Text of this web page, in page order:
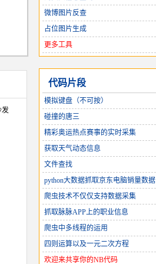
发
微博图片反查
占位图片生成
更多工具
代码片段
模拟键盘（不可按）
碰撞的唐三
精彩奥运热点赛事的实时采集
获取天气动态信息
文件查找
python大数据抓取京东电脑销量数据
爬虫技术不仅仅支持数据采集
抓取脉脉APP上的职业信息
爬虫中多线程的运用
四则运算以及一元二次方程
欢迎来共享你的NB代码